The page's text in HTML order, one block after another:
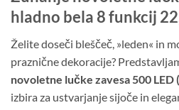
hladno bela 8 funkcij
Želite doseči bleščeč, »leden« in
praznične dekoracije?
novoletne lučke zavesa 500 LED
izbira za ustvarjanje sijoče in